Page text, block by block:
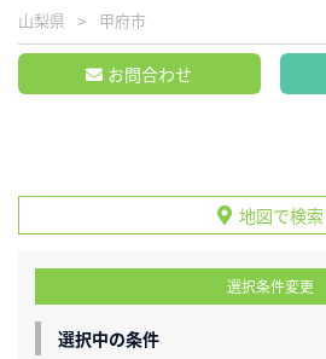
山梨県 甲府市
お問合わせ
地図で検索
選択条件変更
選択中の条件